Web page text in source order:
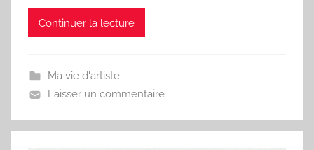
Continuer la lecture
Ma vie d'artiste
Laisser un commentaire